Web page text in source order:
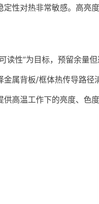
定性对热非常敏感。高亮
读性”为目标，预留余量
属背板/框体热传导路径
高温工作下的亮度、色